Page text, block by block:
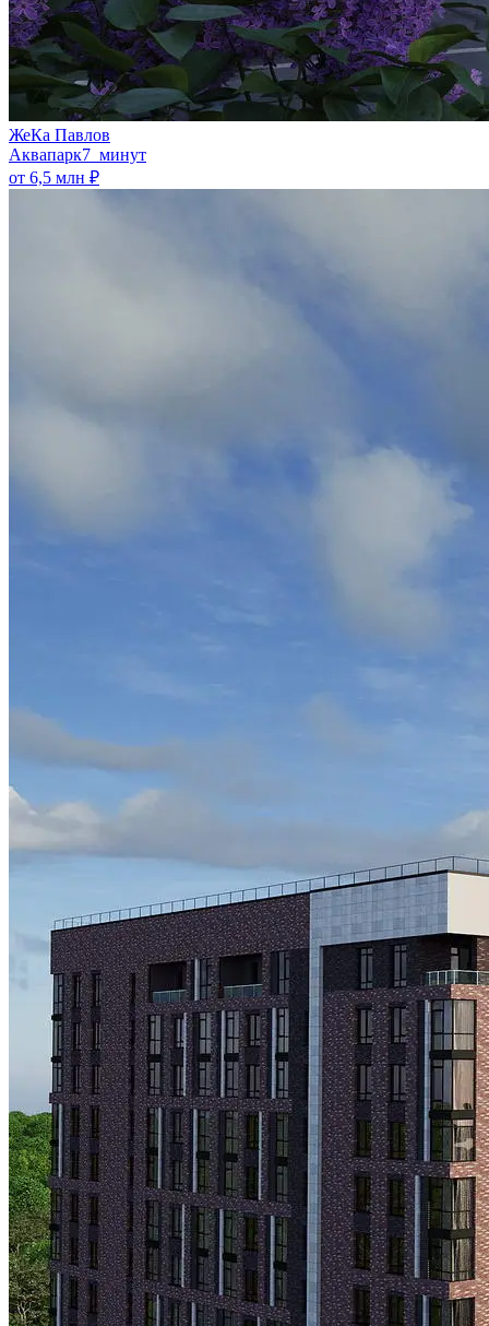
ЖеКа Павлов
Аквапарк7 минут
от 6,5 млн ₽